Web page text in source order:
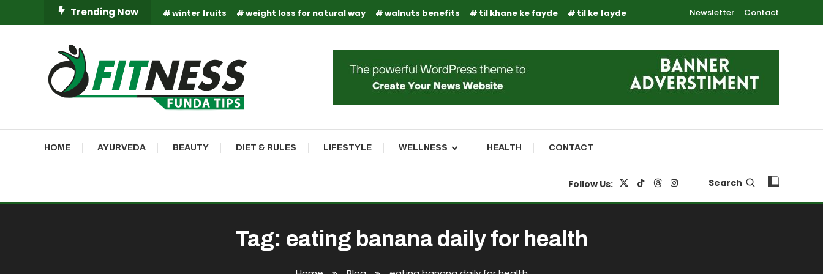
To
Trending Now winter fruits weight loss for natural way walnuts benefits til khane ke fayde til ke fayde Newsletter Contact
Fitness Funda Tips
HOME AYURVEDA BEAUTY DIET & RULES LIFESTYLE WELLNESS HEALTH CONTACT
Follow Us: Search
Tag: eating banana daily for health